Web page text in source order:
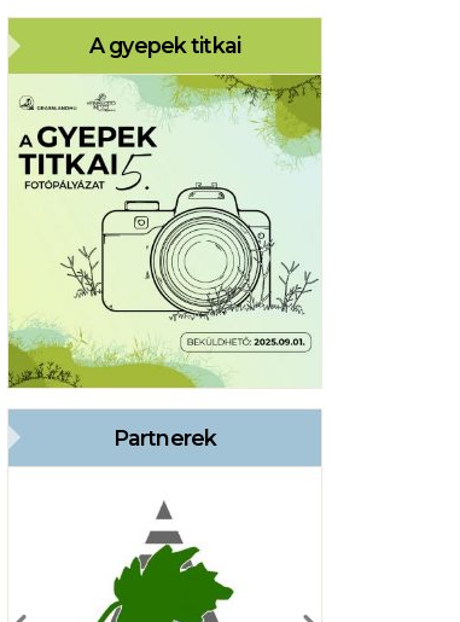
A gyepek titkai
Partnerek